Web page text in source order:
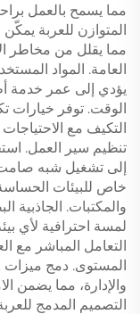
مما يسمح بالعمل
المتوازن للعربة
مما يقلل من مخاطر
العامة. المواد
يؤدي إلى عمر خدمة
الوقت. توفر خيارات
التكيف مع
تنظيم سير العمل.
إلى تشغيل شبه
خاص للبيئات
والمكتبات. الجاذبية
لمسة احترافية لأي
التعامل المباشر مع
المستوى. دمج ميزات
والإدارة، مما يضمن
التصميم المدمج